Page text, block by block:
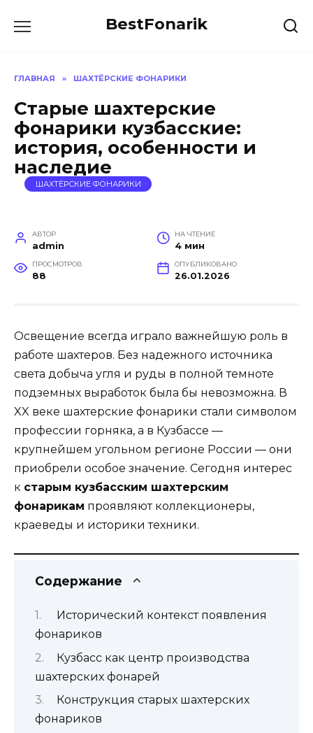
BestFonarik
ГЛАВНАЯ » ШАХТЁРСКИЕ ФОНАРИКИ
Старые шахтерские
фонарики кузбасские:
история, особенности и
наследие
ШАХТЁРСКИЕ ФОНАРИКИ
АВТОР
admin
НА ЧТЕНИЕ
4 мин
ПРОСМОТРОВ
88
ОПУБЛИКОВАНО
26.01.2026
Освещение всегда играло важнейшую роль в
работе шахтеров. Без надежного источника
света добыча угля и руды в полной темноте
подземных выработок была бы невозможна. В
XX веке шахтерские фонарики стали символом
профессии горняка, а в Кузбассе —
крупнейшем угольном регионе России — они
приобрели особое значение. Сегодня интерес
к старым кузбасским шахтерским
фонарикам проявляют коллекционеры,
краеведы и историки техники.
Содержание
Исторический контекст появления
фонариков
Кузбасс как центр производства
шахтерских фонарей
Конструкция старых шахтерских
фонариков